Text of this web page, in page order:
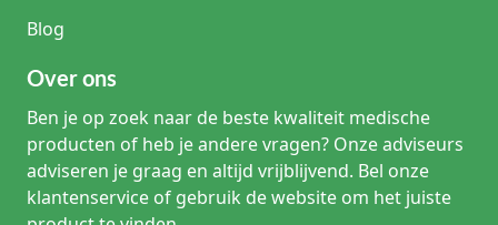
Blog
Over ons
Ben je op zoek naar de beste kwaliteit medische
producten of heb je andere vragen? Onze adviseurs
adviseren je graag en altijd vrijblijvend. Bel onze
klantenservice of gebruik de website om het juiste